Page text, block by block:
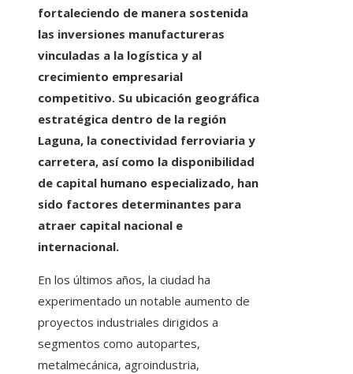
fortaleciendo de manera sostenida
las inversiones manufactureras
vinculadas a la logística y al
crecimiento empresarial
competitivo. Su ubicación geográfica
estratégica dentro de la región
Laguna, la conectividad ferroviaria y
carretera, así como la disponibilidad
de capital humano especializado, han
sido factores determinantes para
atraer capital nacional e
internacional.
En los últimos años, la ciudad ha
experimentado un notable aumento de
proyectos industriales dirigidos a
segmentos como autopartes,
metalmecánica, agroindustria,